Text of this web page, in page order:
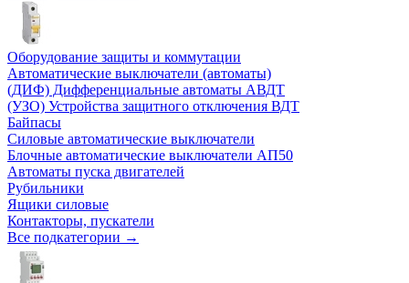
Оборудование защиты и коммутации
Автоматические выключатели (автоматы)
(ДИФ) Дифференциальные автоматы АВДТ
(УЗО) Устройства защитного отключения ВДТ
Байпасы
Силовые автоматические выключатели
Блочные автоматические выключатели АП50
Автоматы пуска двигателей
Рубильники
Ящики силовые
Контакторы, пускатели
Все подкатегории →